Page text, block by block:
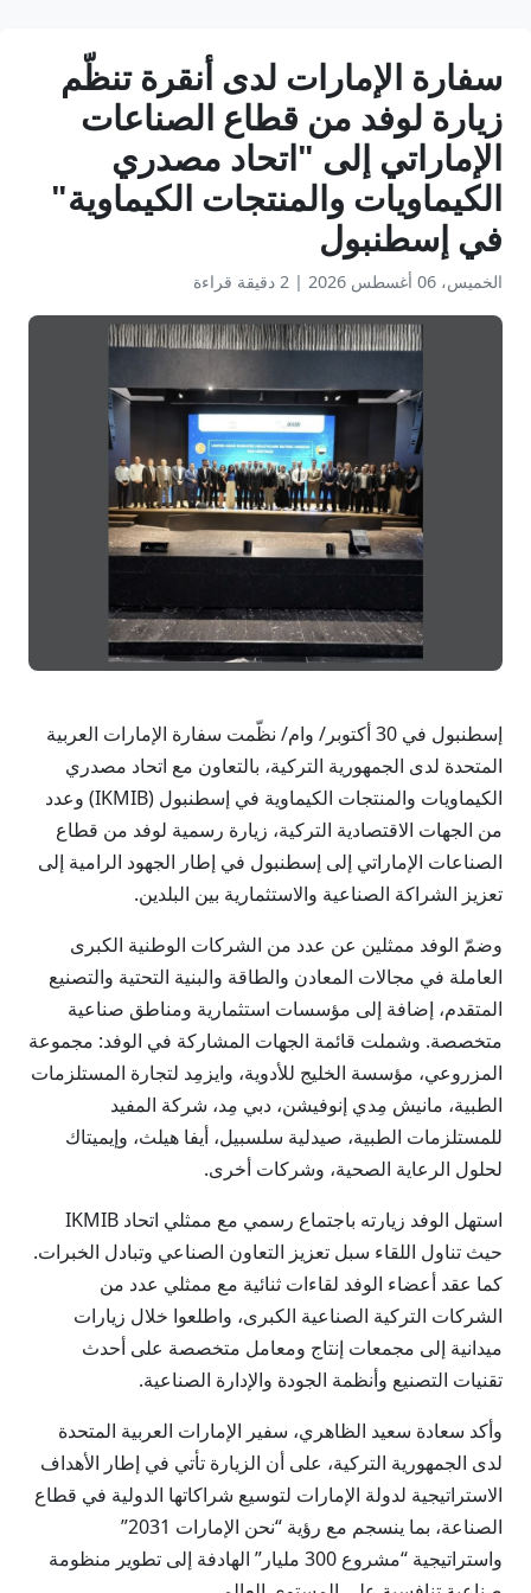
سفارة الإمارات لدى أنقرة تنظّم
زيارة لوفد من قطاع الصناعات
الإماراتي إلى "اتحاد مصدري
الكيماويات والمنتجات الكيماوية"
في إسطنبول
الخميس، 06 أغسطس 2026 | 2 دقيقة قراءة
إسطنبول في 30 أكتوبر/ وام/ نظّمت سفارة الإمارات العربية
المتحدة لدى الجمهورية التركية، بالتعاون مع اتحاد مصدري
الكيماويات والمنتجات الكيماوية في إسطنبول (IKMIB) وعدد
من الجهات الاقتصادية التركية، زيارة رسمية لوفد من قطاع
الصناعات الإماراتي إلى إسطنبول في إطار الجهود الرامية إلى
تعزيز الشراكة الصناعية والاستثمارية بين البلدين.
وضمّ الوفد ممثلين عن عدد من الشركات الوطنية الكبرى
العاملة في مجالات المعادن والطاقة والبنية التحتية والتصنيع
المتقدم، إضافة إلى مؤسسات استثمارية ومناطق صناعية
متخصصة. وشملت قائمة الجهات المشاركة في الوفد: مجموعة
المزروعي، مؤسسة الخليج للأدوية، وايزمِد لتجارة المستلزمات
الطبية، مانيش مِدي إنوفيشن، دبي مِد، شركة المفيد
للمستلزمات الطبية، صيدلية سلسبيل، أيفا هيلث، وإيميتاك
لحلول الرعاية الصحية، وشركات أخرى.
استهل الوفد زيارته باجتماع رسمي مع ممثلي اتحاد IKMIB
حيث تناول اللقاء سبل تعزيز التعاون الصناعي وتبادل الخبرات.
كما عقد أعضاء الوفد لقاءات ثنائية مع ممثلي عدد من
الشركات التركية الصناعية الكبرى، واطلعوا خلال زيارات
ميدانية إلى مجمعات إنتاج ومعامل متخصصة على أحدث
تقنيات التصنيع وأنظمة الجودة والإدارة الصناعية.
وأكد سعادة سعيد الظاهري، سفير الإمارات العربية المتحدة
لدى الجمهورية التركية، على أن الزيارة تأتي في إطار الأهداف
الاستراتيجية لدولة الإمارات لتوسيع شراكاتها الدولية في قطاع
الصناعة، بما ينسجم مع رؤية “نحن الإمارات 2031”
واستراتيجية “مشروع 300 مليار” الهادفة إلى تطوير منظومة